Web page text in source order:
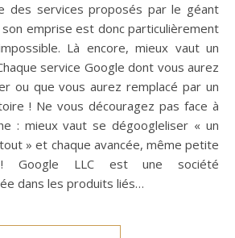
des services proposés par le géant
son emprise est donc particulièrement
Là encore, mieux vaut un
service Google dont vous aurez
ou que vous aurez remplacé par un
! Ne vous découragez pas face à
: mieux vaut se dégoogleliser « un
» et chaque avancée, même petite
Google LLC est une société
dans les produits liés…